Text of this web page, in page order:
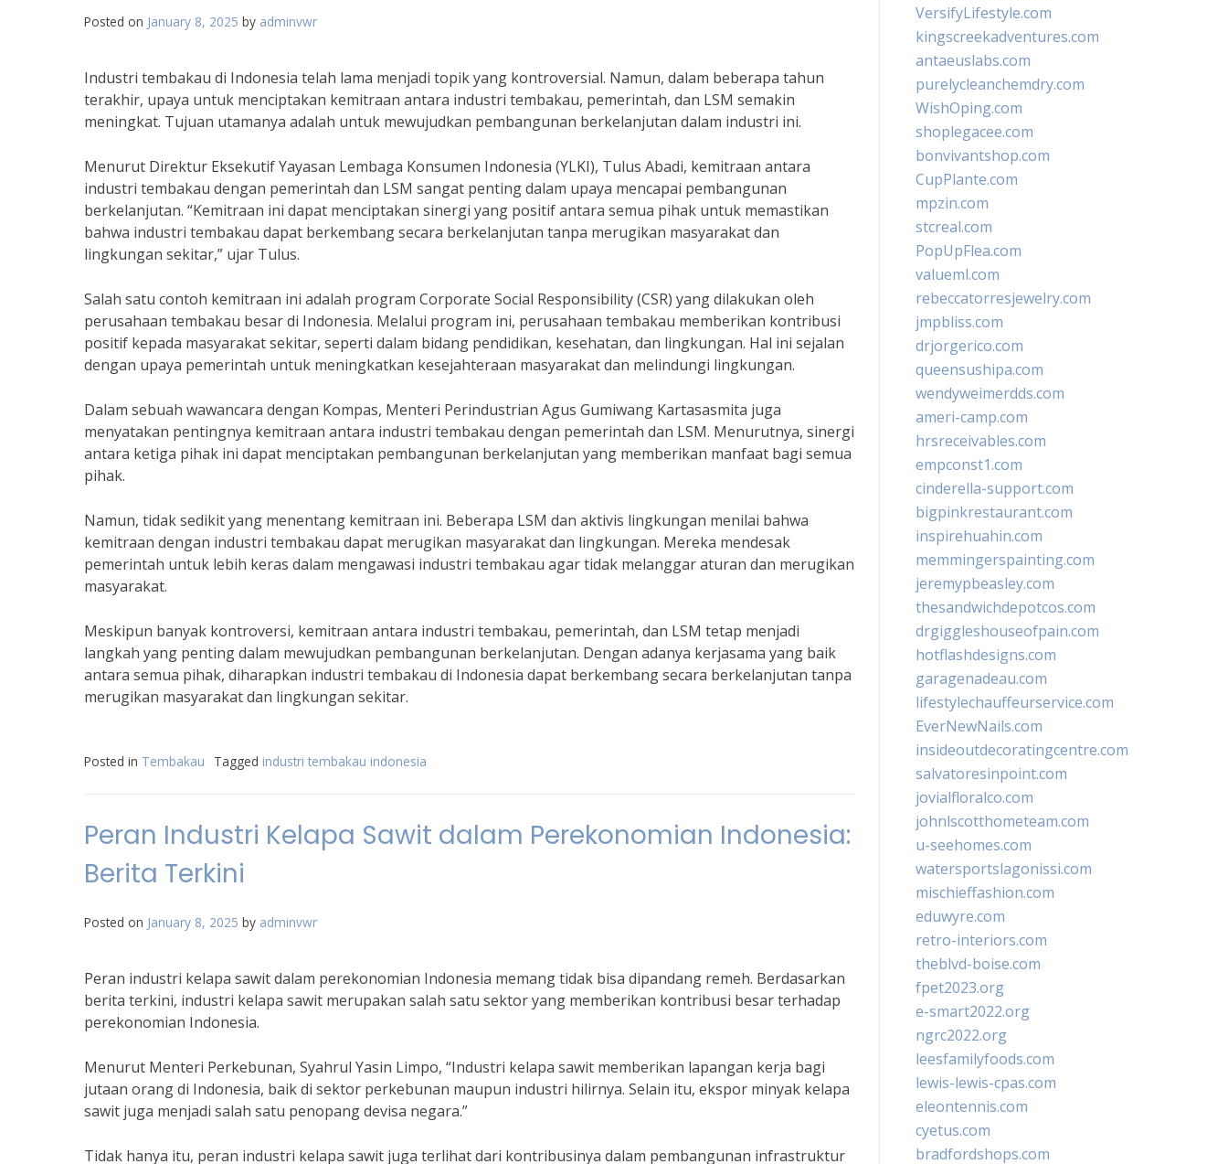
Posted on January 8, 2025 by adminvwr
Industri tembakau di Indonesia telah lama menjadi topik yang kontroversial. Namun, dalam beberapa tahun
terakhir, upaya untuk menciptakan kemitraan antara industri tembakau, pemerintah, dan LSM semakin
meningkat. Tujuan utamanya adalah untuk mewujudkan pembangunan berkelanjutan dalam industri ini.
Menurut Direktur Eksekutif Yayasan Lembaga Konsumen Indonesia (YLKI), Tulus Abadi, kemitraan antara
industri tembakau dengan pemerintah dan LSM sangat penting dalam upaya mencapai pembangunan
berkelanjutan. “Kemitraan ini dapat menciptakan sinergi yang positif antara semua pihak untuk memastikan
bahwa industri tembakau dapat berkembang secara berkelanjutan tanpa merugikan masyarakat dan
lingkungan sekitar,” ujar Tulus.
Salah satu contoh kemitraan ini adalah program Corporate Social Responsibility (CSR) yang dilakukan oleh
perusahaan tembakau besar di Indonesia. Melalui program ini, perusahaan tembakau memberikan kontribusi
positif kepada masyarakat sekitar, seperti dalam bidang pendidikan, kesehatan, dan lingkungan. Hal ini sejalan
dengan upaya pemerintah untuk meningkatkan kesejahteraan masyarakat dan melindungi lingkungan.
Dalam sebuah wawancara dengan Kompas, Menteri Perindustrian Agus Gumiwang Kartasasmita juga
menyatakan pentingnya kemitraan antara industri tembakau dengan pemerintah dan LSM. Menurutnya, sinergi
antara ketiga pihak ini dapat menciptakan pembangunan berkelanjutan yang memberikan manfaat bagi semua
pihak.
Namun, tidak sedikit yang menentang kemitraan ini. Beberapa LSM dan aktivis lingkungan menilai bahwa
kemitraan dengan industri tembakau dapat merugikan masyarakat dan lingkungan. Mereka mendesak
pemerintah untuk lebih keras dalam mengawasi industri tembakau agar tidak melanggar aturan dan merugikan
masyarakat.
Meskipun banyak kontroversi, kemitraan antara industri tembakau, pemerintah, dan LSM tetap menjadi
langkah yang penting dalam mewujudkan pembangunan berkelanjutan. Dengan adanya kerjasama yang baik
antara semua pihak, diharapkan industri tembakau di Indonesia dapat berkembang secara berkelanjutan tanpa
merugikan masyarakat dan lingkungan sekitar.
Posted in Tembakau Tagged industri tembakau indonesia
Peran Industri Kelapa Sawit dalam Perekonomian Indonesia:
Berita Terkini
Posted on January 8, 2025 by adminvwr
Peran industri kelapa sawit dalam perekonomian Indonesia memang tidak bisa dipandang remeh. Berdasarkan
berita terkini, industri kelapa sawit merupakan salah satu sektor yang memberikan kontribusi besar terhadap
perekonomian Indonesia.
Menurut Menteri Perkebunan, Syahrul Yasin Limpo, “Industri kelapa sawit memberikan lapangan kerja bagi
jutaan orang di Indonesia, baik di sektor perkebunan maupun industri hilirnya. Selain itu, ekspor minyak kelapa
sawit juga menjadi salah satu penopang devisa negara.”
Tidak hanya itu, peran industri kelapa sawit juga terlihat dari kontribusinya dalam pembangunan infrastruktur
VersifyLifestyle.com
kingscreekadventures.com
antaeuslabs.com
purelycleanchemdry.com
WishOping.com
shoplegacee.com
bonvivantshop.com
CupPlante.com
mpzin.com
stcreal.com
PopUpFlea.com
valueml.com
rebeccatorresjewelry.com
jmpbliss.com
drjorgerico.com
queensushipa.com
wendyweimerdds.com
ameri-camp.com
hrsreceivables.com
empconst1.com
cinderella-support.com
bigpinkrestaurant.com
inspirehuahin.com
memmingerspainting.com
jeremypbeasley.com
thesandwichdepotcos.com
drgiggleshouseofpain.com
hotflashdesigns.com
garagenadeau.com
lifestylechauffeurservice.com
EverNewNails.com
insideoutdecoratingcentre.com
salvatoresinpoint.com
jovialfloralco.com
johnlscotthometeam.com
u-seehomes.com
watersportslagonissi.com
mischieffashion.com
eduwyre.com
retro-interiors.com
theblvd-boise.com
fpet2023.org
e-smart2022.org
ngrc2022.org
leesfamilyfoods.com
lewis-lewis-cpas.com
eleontennis.com
cyetus.com
bradfordshops.com